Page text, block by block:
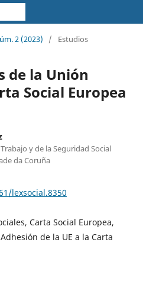
2 (2023) / Estudios
de la Unión
Social Europea
y de la Seguridad Social
da Coruña
lexsocial.8350
Carta Social Europea,
de la UE a la Carta